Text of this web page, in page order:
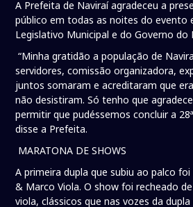
A Prefeita de Naviraí agradeceu a
público em todas as noites do evento
Legislativo Municipal e do Governo do
“Minha gratidão a população de
servidores, comissão organizadora,
juntos somaram e acreditaram que
não desistiram. Só tenho que
permitir que pudéssemos concluir a
disse a Prefeita.
MARATONA DE SHOWS
A primeira dupla que subiu ao palco foi
& Marco Viola. O show foi recheado
viola, clássicos que nas vozes da